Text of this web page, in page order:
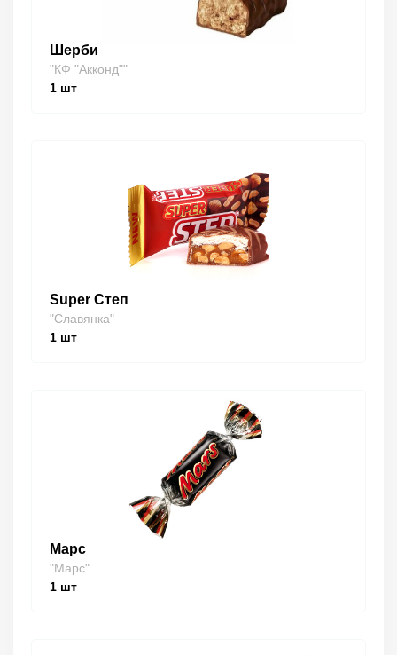
Шерби
"КФ "Акконд""
1 шт
Super Степ
"Славянка"
1 шт
Марс
"Марс"
1 шт